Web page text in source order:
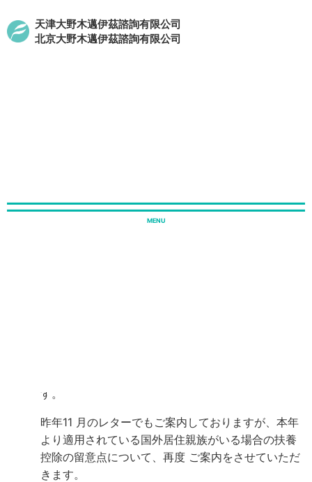
天津大野木邁伊茲諮詢有限公司
北京大野木邁伊茲諮詢有限公司
す。
昨年11 月のレターでもご案内しておりますが、本年
より適用されている国外居住親族がいる場合の扶養
控除の留意点について、再度 ご案内をさせていただ
きます。